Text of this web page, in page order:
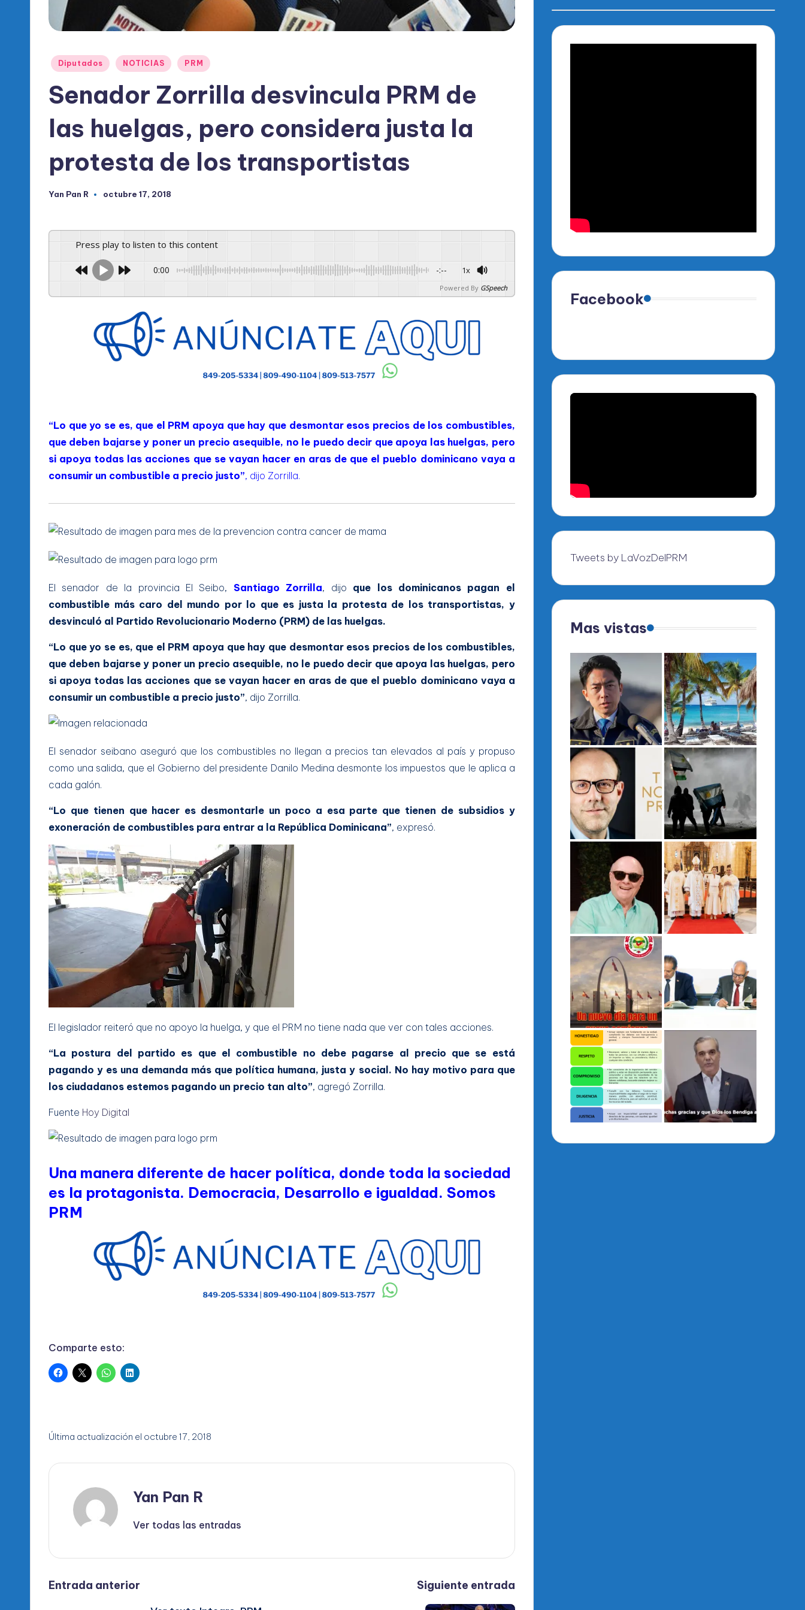
M
Publicado
Diputados NOTICIAS PRM
Senador Zorrilla desvincula PRM de
las huelgas, pero considera justa la
protesta de los transportistas
Publicado
Yan Pan R octubre 17, 2018
Press play to listen to this content
0:00 -:-- 1x
Powered By GSpeech
“Lo que yo se es, que el PRM apoya que hay que desmontar esos precios de los combustibles,
que deben bajarse y poner un precio asequible, no le puedo decir que apoya las huelgas, pero
si apoya todas las acciones que se vayan hacer en aras de que el pueblo dominicano vaya a
consumir un combustible a precio justo”, dijo Zorrilla.
El senador de la provincia El Seibo, Santiago Zorrilla, dijo que los dominicanos pagan el
combustible más caro del mundo por lo que es justa la protesta de los transportistas, y
desvinculó al Partido Revolucionario Moderno (PRM) de las huelgas.
“Lo que yo se es, que el PRM apoya que hay que desmontar esos precios de los combustibles,
que deben bajarse y poner un precio asequible, no le puedo decir que apoya las huelgas, pero
si apoya todas las acciones que se vayan hacer en aras de que el pueblo dominicano vaya a
consumir un combustible a precio justo”, dijo Zorrilla.
El senador seibano aseguró que los combustibles no llegan a precios tan elevados al país y propuso
como una salida, que el Gobierno del presidente Danilo Medina desmonte los impuestos que le aplica a
cada galón.
“Lo que tienen que hacer es desmontarle un poco a esa parte que tienen de subsidios y
exoneración de combustibles para entrar a la República Dominicana”, expresó.
El legislador reiteró que no apoyo la huelga, y que el PRM no tiene nada que ver con tales acciones.
“La postura del partido es que el combustible no debe pagarse al precio que se está
pagando y es una demanda más que política humana, justa y social. No hay motivo para que
los ciudadanos estemos pagando un precio tan alto”, agregó Zorrilla.
Fuente Hoy Digital
Una manera diferente de hacer política, donde toda la sociedad
es la protagonista. Democracia, Desarrollo e igualdad. Somos
PRM
Comparte esto:
Última actualización el octubre 17, 2018
Yan Pan R
Ver todas las entradas
Navegación
Entrada anterior Siguiente entrada
Facebook
Tweets by LaVozDelPRM
Mas vistas